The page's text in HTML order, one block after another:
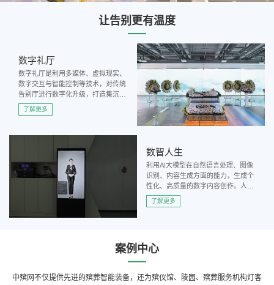
让告别更有温度
数字礼厅
数字礼厅是利用多媒体、虚拟现实、
数字交互与智能控制等技术，对传统
告别厅进行数字化升级，打造集沉浸
式追思、智能化仪式、个性化纪念与
多维互动于一体的现代化告别空间。
了解更多
数智人生
利用AI大模型在自然语言处理、图像
识别、内容生成方面的能力，生成个
性化、高质量的数字内容创作。人生
微电影创作，让一个人以数字的方式
形成人生回顾和记录。
了解更多
案例中心
中殡网不仅提供先进的殡葬智能装备，还为殡仪馆、陵园、殡葬服务机构灯客